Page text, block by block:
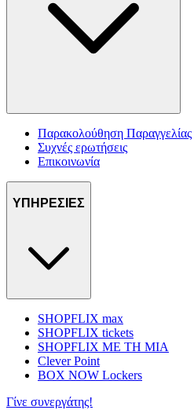
Παρακολούθηση Παραγγελίας
Συχνές ερωτήσεις
Επικοινωνία
ΥΠΗΡΕΣΙΕΣ
SHOPFLIX max
SHOPFLIX tickets
SHOPFLIX ΜΕ ΤΗ ΜΙΑ
Clever Point
BOX NOW Lockers
Γίνε συνεργάτης!